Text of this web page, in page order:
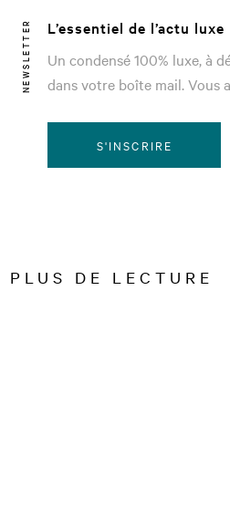
NEWSLETTER
L’essentiel de l’actu luxe
Un condensé 100% luxe, à
dans votre boîte mail. Vous
S'INSCRIRE
PLUS DE LECTURE